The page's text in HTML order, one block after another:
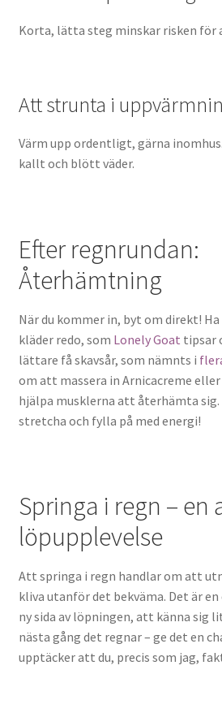
Korta, lätta steg minskar risken för
Att strunta i
Värm upp ordentligt, gärna
kallt och blött väder.
Efter regnrundan:
Återhämtning
När du kommer in, byt om direkt!
kläder redo, som Lonely Goat tipsar
lättare få skavsår, som nämnts i
om att massera in Arnicacreme
hjälpa musklerna att återhämta
stretcha och fylla på med energi!
Springa i regn –
löpupplevelse
Att springa i regn handlar om att
kliva utanför det bekväma. Det är
ny sida av löpningen, att känna sig
nästa gång det regnar – ge det en
upptäcker att du, precis som jag,